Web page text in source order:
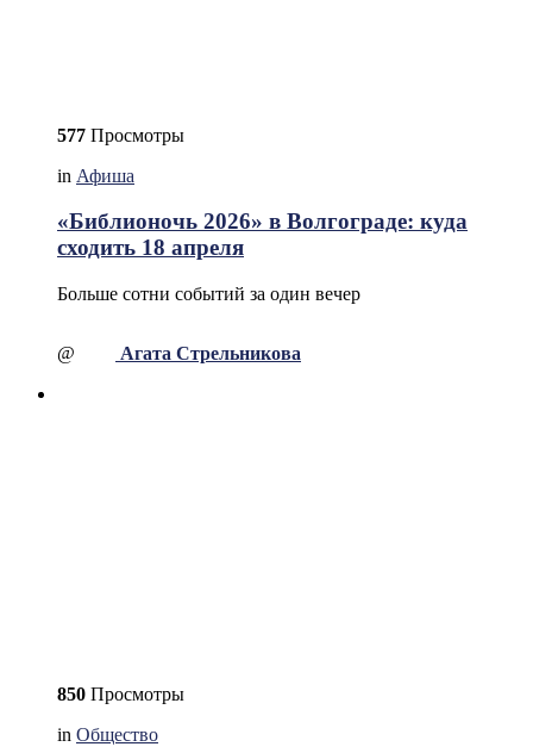
577 Просмотры
in Афиша
«Библионочь 2026» в Волгограде: куда
сходить 18 апреля
Больше сотни событий за один вечер
@ Агата Стрельникова
850 Просмотры
in Общество